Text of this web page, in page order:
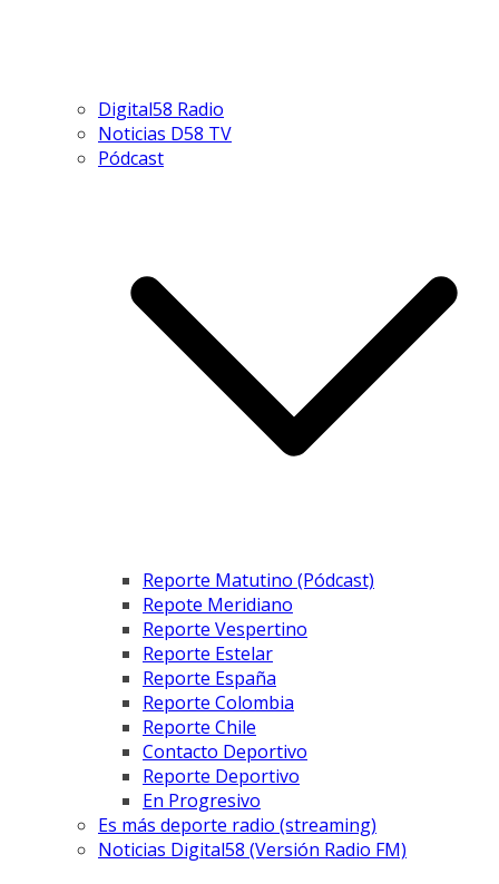
Digital58 Radio
Noticias D58 TV
Pódcast
Reporte Matutino (Pódcast)
Repote Meridiano
Reporte Vespertino
Reporte Estelar
Reporte España
Reporte Colombia
Reporte Chile
Contacto Deportivo
Reporte Deportivo
En Progresivo
Es más deporte radio (streaming)
Noticias Digital58 (Versión Radio FM)